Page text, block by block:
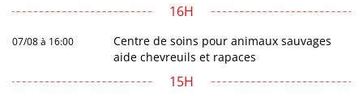
16H
07/08 à 16:00
Centre de soins pour animaux sauvages
aide chevreuils et rapaces
15H